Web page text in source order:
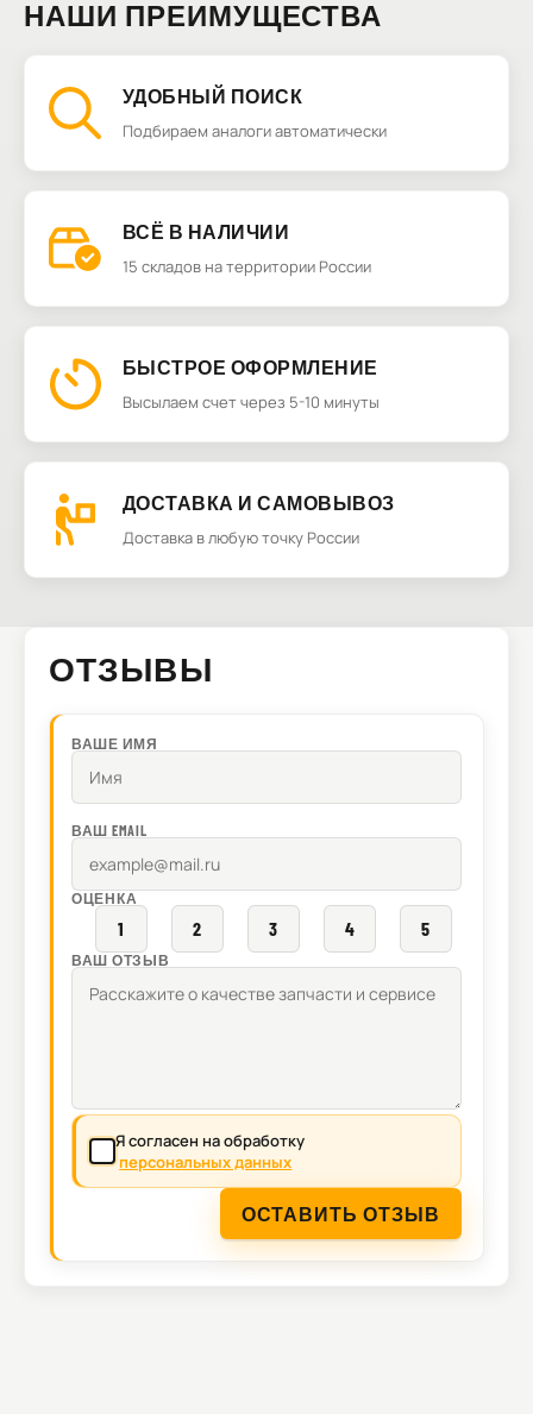
НАШИ ПРЕИМУЩЕСТВА
УДОБНЫЙ ПОИСК
Подбираем аналоги автоматически
ВСЁ В НАЛИЧИИ
15 складов на территории России
БЫСТРОЕ ОФОРМЛЕНИЕ
Высылаем счет через 5-10 минуты
ДОСТАВКА И САМОВЫВОЗ
Доставка в любую точку России
ОТЗЫВЫ
ВАШЕ ИМЯ
ВАШ EMAIL
ОЦЕНКА
1 2 3 4 5
ВАШ ОТЗЫВ
Я согласен на обработку
персональных данных
ОСТАВИТЬ ОТЗЫВ